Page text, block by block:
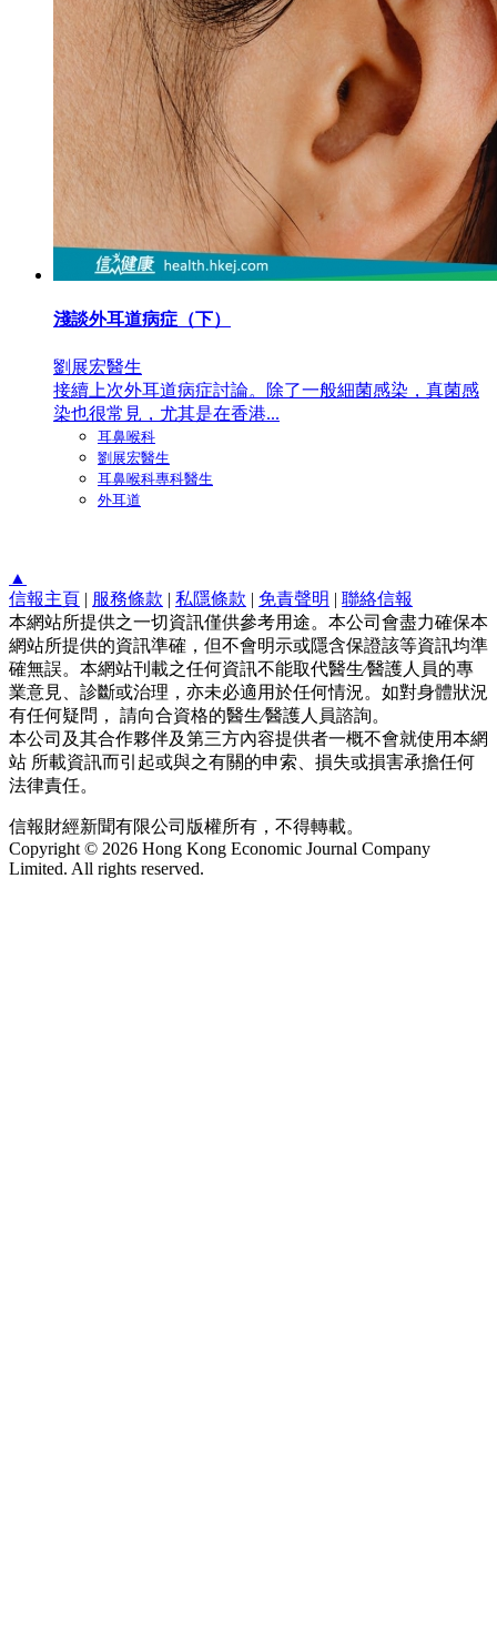
淺談外耳道病症（下）
劉展宏醫生
接續上次外耳道病症討論。除了一般細菌感染，真菌感
染也很常見，尤其是在香港...
耳鼻喉科
劉展宏醫生
耳鼻喉科專科醫生
外耳道
▲
信報主頁 | 服務條款 | 私隱條款 | 免責聲明 | 聯絡信報
本網站所提供之一切資訊僅供參考用途。本公司會盡力確保本
網站所提供的資訊準確，但不會明示或隱含保證該等資訊均準
確無誤。本網站刊載之任何資訊不能取代醫生∕醫護人員的專
業意見、診斷或治理，亦未必適用於任何情況。如對身體狀況
有任何疑問， 請向合資格的醫生∕醫護人員諮詢。
本公司及其合作夥伴及第三方內容提供者一概不會就使用本網
站 所載資訊而引起或與之有關的申索、損失或損害承擔任何
法律責任。
信報財經新聞有限公司版權所有，不得轉載。
Copyright © 2026 Hong Kong Economic Journal Company
Limited. All rights reserved.